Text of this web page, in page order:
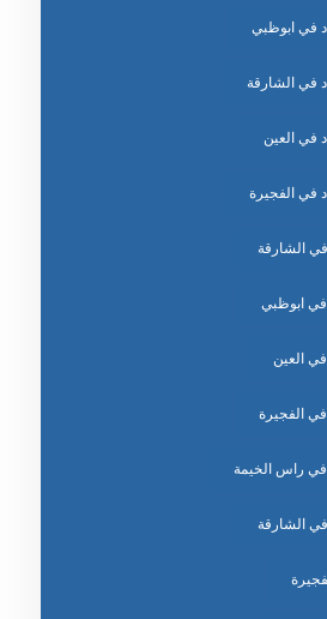
في ابوظبي
في الشارقة
في العين
في الفجيرة
الشارقة
ابوظبي
العين
الفجيرة
راس الخيمة
الشارقة